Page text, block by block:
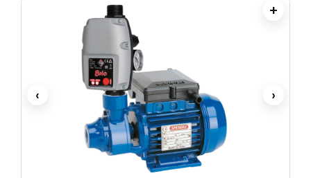
‹
+
›